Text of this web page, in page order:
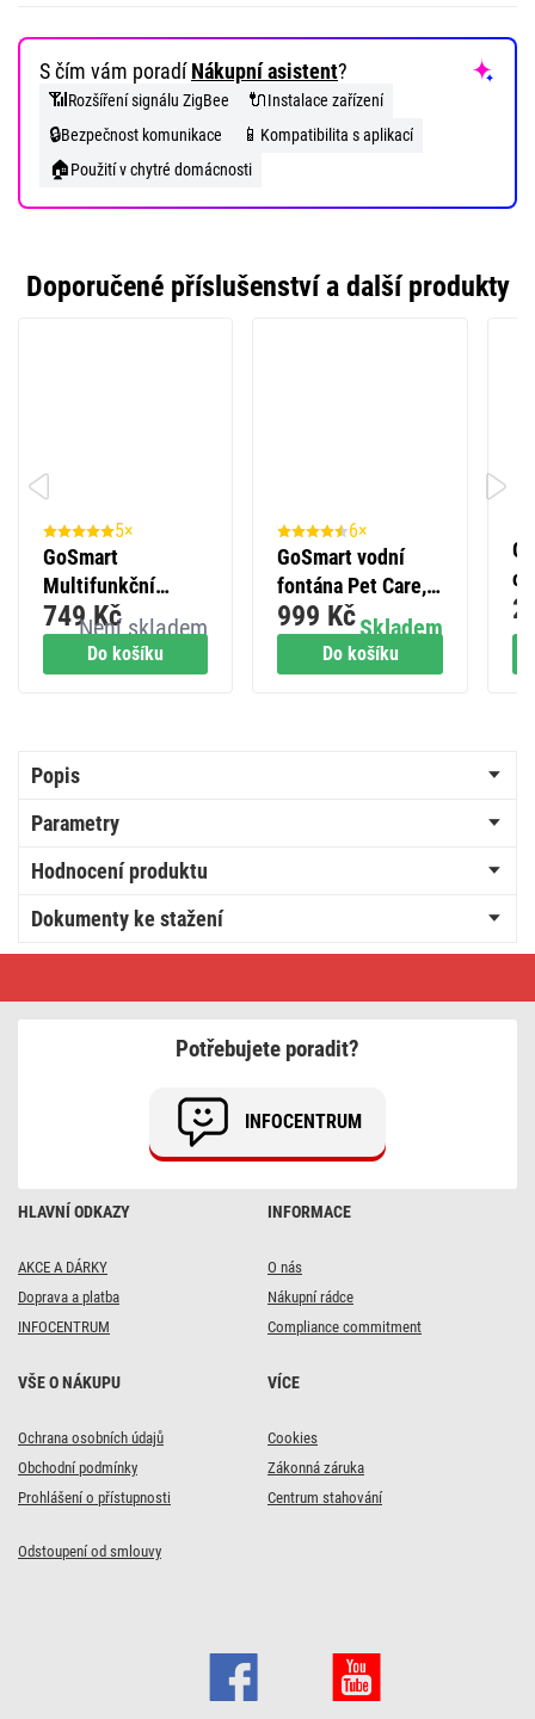
S čím vám poradíNákupní asistent?
📶 Rozšíření signálu ZigBee 🔌Instalace zařízení
🔒Bezpečnost komunikace 📱 Kompatibilita s aplikací
🏠Použití v chytré domácnosti
Doporučené příslušenství a další produkty
Do košíku
5×
GoSmart
Multifunkční
ZigBee brána IP-
2000Z s Bluetooth
a WiFi
Není skladem
749 Kč
Do košíku
6×
GoSmart vodní
fontána Pet Care,
2,6 l, šedá, Wi-Fi
Skladem
999 Kč 2
2000Z s Bluetooth a
Popis
Parametry
Hodnocení produktu
Dokumenty ke stažení
signálu
HLAVNÍ ODKAZY
AKCE A DÁRKY
Doprava a platba
INFOCENTRUM
INFORMACE
O nás
Nákupní rádce
Compliance commitment
VŠE O NÁKUPU
Ochrana osobních údajů
Obchodní podmínky
Prohlášení o přístupnosti
VÍCE
Cookies
Zákonná záruka
Centrum stahování
Odstoupení od smlouvy
Potřebujete poradit?
INFOCENTRUM